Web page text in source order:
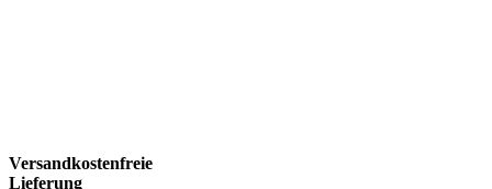
Versandkostenfreie
Lieferung